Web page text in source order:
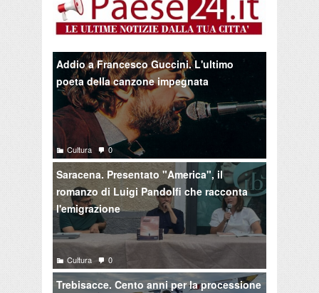
Addio a Francesco Guccini. L'ultimo
poeta della canzone impegnata
Cultura 0
Saracena. Presentato "America", il
romanzo di Luigi Pandolfi che racconta
l'emigrazione
Cultura 0
Trebisacce. Cento anni per la processione